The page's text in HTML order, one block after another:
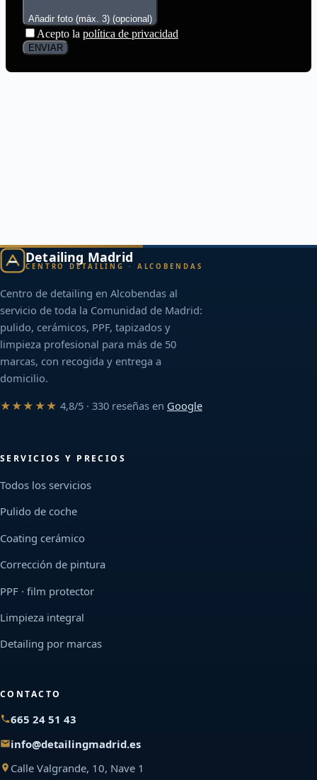
Detailing Madrid
CENTRO DETAILING · ALCOBENDAS
Centro de detailing en Alcobendas al
servicio de toda la Comunidad de Madrid:
pulido, cerámicos, PPF, tapizados y
limpieza profesional para más de 50
marcas, con recogida y entrega a
domicilio.
★★★★★ 4,8/5 · 330 reseñas en Google
SERVICIOS Y PRECIOS
Todos los servicios
Pulido de coche
Coating cerámico
Corrección de pintura
PPF · film protector
Limpieza integral
Detailing por marcas
CONTACTO
665 24 51 43
info@detailingmadrid.es
Calle Valgrande, 10, Nave 1